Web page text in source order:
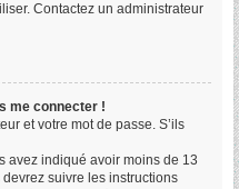
Contactez un administrateur
me connecter !
et votre mot de passe. S’ils
avez indiqué avoir moins de 13
suivre les instructions